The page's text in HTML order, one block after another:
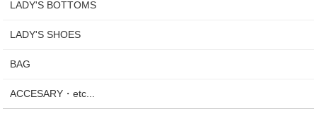
LADY'S BOTTOMS
LADY'S SHOES
BAG
ACCESARY・etc...